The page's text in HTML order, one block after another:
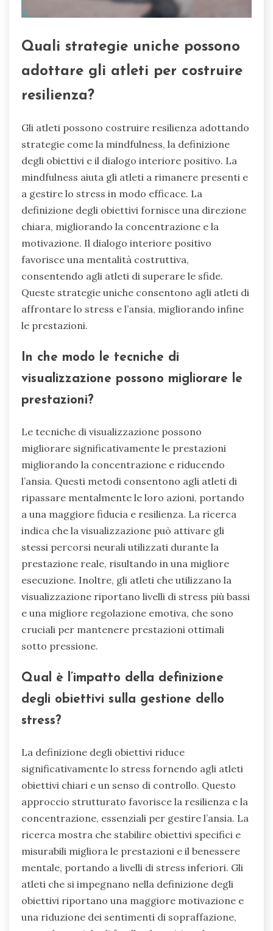
Quali strategie uniche possono
adottare gli atleti per costruire
resilienza?
Gli atleti possono costruire resilienza adottando
strategie come la mindfulness, la definizione
degli obiettivi e il dialogo interiore positivo. La
mindfulness aiuta gli atleti a rimanere presenti e
a gestire lo stress in modo efficace. La
definizione degli obiettivi fornisce una direzione
chiara, migliorando la concentrazione e la
motivazione. Il dialogo interiore positivo
favorisce una mentalità costruttiva,
consentendo agli atleti di superare le sfide.
Queste strategie uniche consentono agli atleti di
affrontare lo stress e l’ansia, migliorando infine
le prestazioni.
In che modo le tecniche di
visualizzazione possono migliorare le
prestazioni?
Le tecniche di visualizzazione possono
migliorare significativamente le prestazioni
migliorando la concentrazione e riducendo
l’ansia. Questi metodi consentono agli atleti di
ripassare mentalmente le loro azioni, portando
a una maggiore fiducia e resilienza. La ricerca
indica che la visualizzazione può attivare gli
stessi percorsi neurali utilizzati durante la
prestazione reale, risultando in una migliore
esecuzione. Inoltre, gli atleti che utilizzano la
visualizzazione riportano livelli di stress più bassi
e una migliore regolazione emotiva, che sono
cruciali per mantenere prestazioni ottimali
sotto pressione.
Qual è l’impatto della definizione
degli obiettivi sulla gestione dello
stress?
La definizione degli obiettivi riduce
significativamente lo stress fornendo agli atleti
obiettivi chiari e un senso di controllo. Questo
approccio strutturato favorisce la resilienza e la
concentrazione, essenziali per gestire l’ansia. La
ricerca mostra che stabilire obiettivi specifici e
misurabili migliora le prestazioni e il benessere
mentale, portando a livelli di stress inferiori. Gli
atleti che si impegnano nella definizione degli
obiettivi riportano una maggiore motivazione e
una riduzione dei sentimenti di sopraffazione,